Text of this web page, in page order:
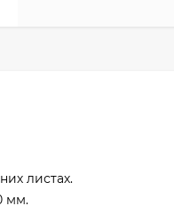
листах.
мм.